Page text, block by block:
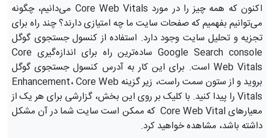
اکنون که همه چیز را در مورد Core Web Vitals می‌دانیم، چگونه
می‌توانیم بفهمیم که صفحات سایت ما چه امتیازی دارند؟ چند راه برای
تجزیه و تحلیل سایت وجود دارد. استفاده از کنسول جستجوی گوگل
Google Search console ساده‌ترین راه برای اندازه‌گیری Core
Web Vitals است. برای این کار به آدرس کنسول جستجوی گوگل
بروید و از ستون سمت راست، زیر گزینه Enhancement، Core Web
Vitals را پیدا کنید. با کلیک بر روی این بخش، گزارشی برای هر یک از
معیارهای Core Web Vital که ممکن است سایت شما در آن مشکل
داشته باشد، مشاهده خواهید کرد.